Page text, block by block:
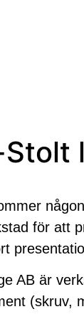
Stolt
för att
AB är
(skruv,